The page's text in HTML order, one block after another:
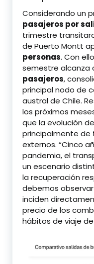
Considerando un
pasajeros por
trimestre
de Puerto Montt
personas. Con
semestre alcanza
pasajeros,
principal nodo de
austral de Chile.
los próximos
que la evolución
principalmente
externos. “Cinco
pandemia, el
un escenario
la recuperación
debemos
inciden
precio de los
hábitos de viaje